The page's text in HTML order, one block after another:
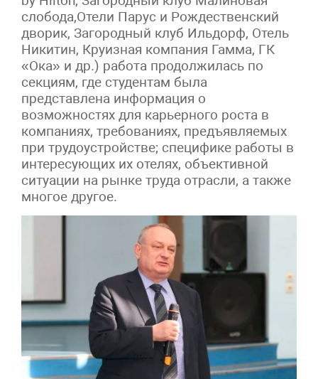
слобода,Отели Парус и Рождественский
дворик, Загородный клуб Ильдорф, Отель
Никитин, Круизная компания Гамма, ГК
«Ока» и др.) работа продолжилась по
секциям, где студентам была
представлена информация о
возможностях для карьерного роста в
компаниях, требованиях, предъявляемых
при трудоустройстве; специфике работы в
интересующих их отелях, объективной
ситуации на рынке труда отрасли, а также
многое другое.